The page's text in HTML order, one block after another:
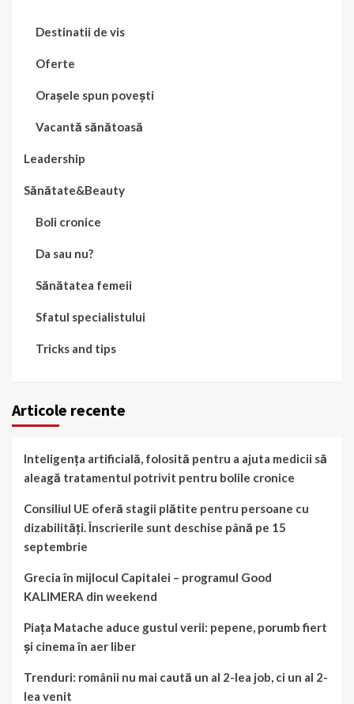
Destinatii de vis
Oferte
Orașele spun povești
Vacantă sănătoasă
Leadership
Sănătate&Beauty
Boli cronice
Da sau nu?
Sănătatea femeii
Sfatul specialistului
Tricks and tips
Articole recente
Inteligența artificială, folosită pentru a ajuta medicii să
aleagă tratamentul potrivit pentru bolile cronice
Consiliul UE oferă stagii plătite pentru persoane cu
dizabilități. Înscrierile sunt deschise până pe 15
septembrie
Grecia în mijlocul Capitalei – programul Good
KALIMERA din weekend
Piața Matache aduce gustul verii: pepene, porumb fiert
și cinema în aer liber
Trenduri: românii nu mai caută un al 2-lea job, ci un al 2-
lea venit